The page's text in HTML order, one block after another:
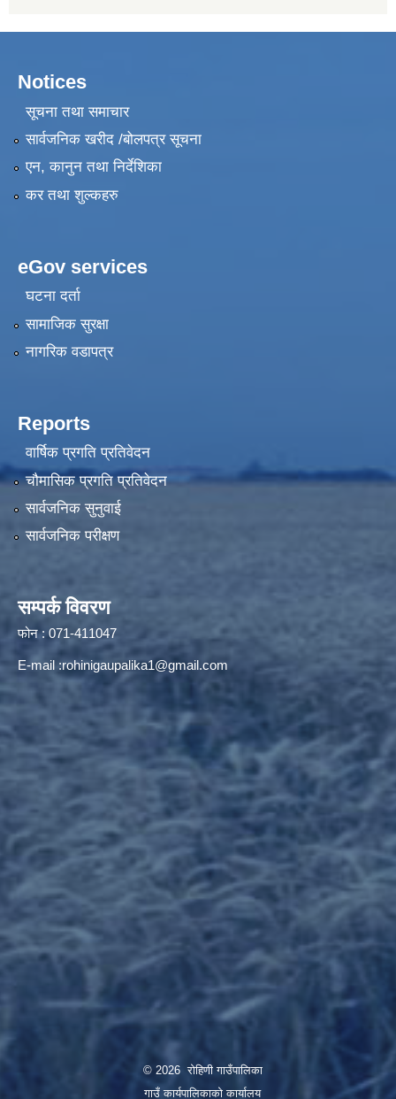
Notices
सूचना तथा समाचार
सार्वजनिक खरीद /बोलपत्र सूचना
एन, कानुन तथा निर्देशिका
कर तथा शुल्कहरु
eGov services
घटना दर्ता
सामाजिक सुरक्षा
नागरिक वडापत्र
Reports
वार्षिक प्रगति प्रतिवेदन
चौमासिक प्रगति प्रतिवेदन
सार्वजनिक सुनुवाई
सार्वजनिक परीक्षण
सम्पर्क विवरण
फोन : 071-411047
E-mail :rohinigaupalika1@gmail.com
© 2026 रोहिणी गाउँपालिका
गाउँ कार्यपालिकाको कार्यालय